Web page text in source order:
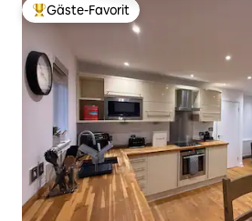
Beliebter Gäste-Favorit.
Gäste-Favorit